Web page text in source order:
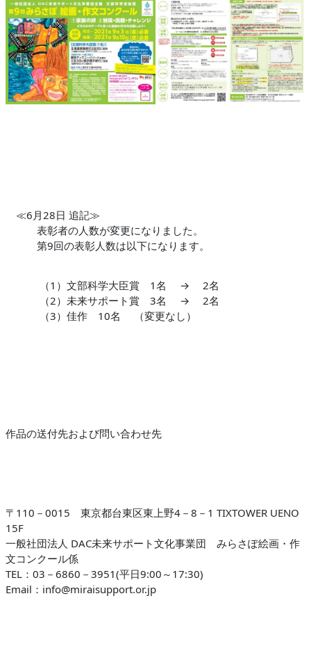
≪6月28日 追記≫
表彰者の人数が変更になりました。
第9回の表彰人数は以下になります。
（1）文部科学大臣賞 1名 → 2名
（2）未来サポート賞 3名 → 2名
（3）佳作 10名 （変更なし）
作品の送付先および問い合わせ先
〒110－0015 東京都台東区東上野4－8－1 TIXTOWER UENO
15F
一般社団法人 DAC未来サポート文化事業団 みらさぽ絵画・作
文コンクール係
TEL：03－6860－3951(平日9:00～17:30)
Email：info@miraisupport.or.jp